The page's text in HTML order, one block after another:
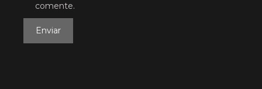
comente.